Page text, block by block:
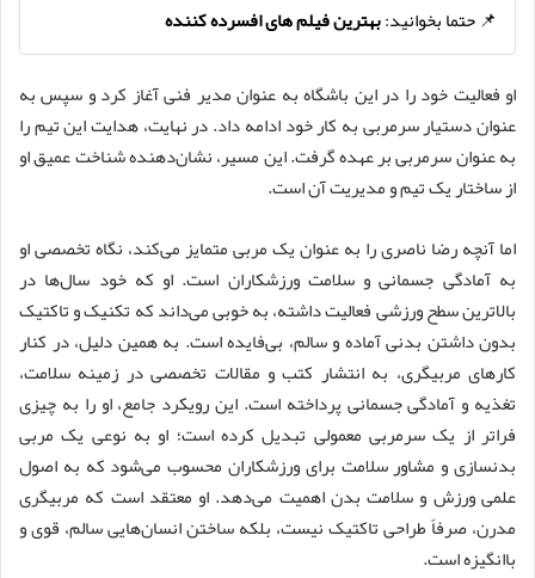
📌 حتما بخوانید:بهترین فیلم های افسرده کننده
او فعالیت خود را در این باشگاه به عنوان مدیر فنی آغاز کرد و سپس به
عنوان دستیار سرمربی به کار خود ادامه داد. در نهایت، هدایت این تیم را
به عنوان سرمربی بر عهده گرفت. این مسیر، نشان‌دهنده شناخت عمیق او
از ساختار یک تیم و مدیریت آن است.
اما آنچه رضا ناصری را به عنوان یک مربی متمایز می‌کند، نگاه تخصصی او
به آمادگی جسمانی و سلامت ورزشکاران است. او که خود سال‌ها در
بالاترین سطح ورزشی فعالیت داشته، به خوبی می‌داند که تکنیک و تاکتیک
بدون داشتن بدنی آماده و سالم، بی‌فایده است. به همین دلیل، در کنار
کارهای مربیگری، به انتشار کتب و مقالات تخصصی در زمینه سلامت،
تغذیه و آمادگی جسمانی پرداخته است. این رویکرد جامع، او را به چیزی
فراتر از یک سرمربی معمولی تبدیل کرده است؛ او به نوعی یک مربی
بدنسازی و مشاور سلامت برای ورزشکاران محسوب می‌شود که به اصول
علمی ورزش و سلامت بدن اهمیت می‌دهد. او معتقد است که مربیگری
مدرن، صرفاً طراحی تاکتیک نیست، بلکه ساختن انسان‌هایی سالم، قوی و
باانگیزه است.